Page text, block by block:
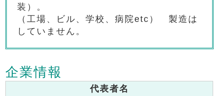
装）。
（工場、ビル、学校、病院etc）　製造は
企業情報
代表者名